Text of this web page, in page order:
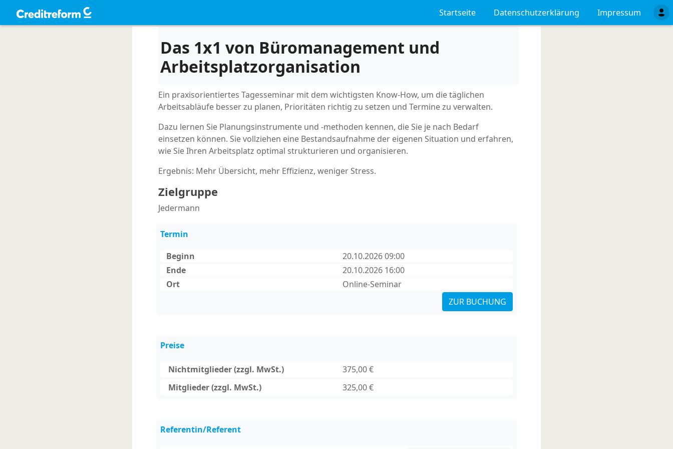
Startseite Datenschutzerklärung Impressum
Das 1x1 von Büromanagement und
Arbeitsplatzorganisation
Ein praxisorientiertes Tagesseminar mit dem wichtigsten Know-How, um die täglichen
Arbeitsabläufe besser zu planen, Prioritäten richtig zu setzen und Termine zu verwalten.
Dazu lernen Sie Planungsinstrumente und -methoden kennen, die Sie je nach Bedarf
einsetzen können. Sie vollziehen eine Bestandsaufnahme der eigenen Situation und erfahren,
wie Sie Ihren Arbeitsplatz optimal strukturieren und organisieren.
Ergebnis: Mehr Übersicht, mehr Effizienz, weniger Stress.
Zielgruppe
Jedermann
Termin
Beginn
20.10.2026 09:00
Ende
20.10.2026 16:00
Ort
Online-Seminar
ZUR BUCHUNG
Preise
Nichtmitglieder (zzgl. MwSt.)
375,00 €
Mitglieder (zzgl. MwSt.)
325,00 €
Referentin/Referent